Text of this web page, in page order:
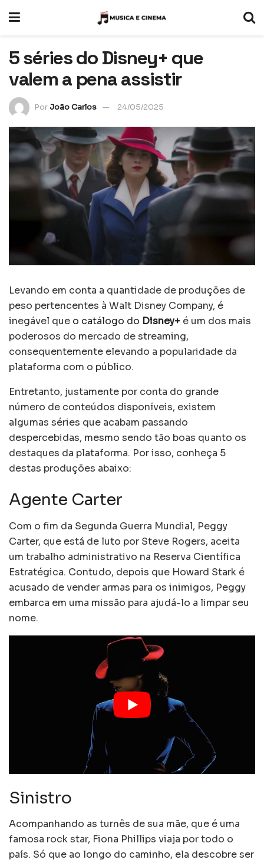
5 séries do Disney+ que
valem a pena assistir
PorJoão Carlos 24/05/2025
Levando em conta a quantidade de produções de
peso pertencentes à Walt Disney Company, é
inegável que o catálogo do Disney+ é um dos mais
poderosos do mercado de streaming,
consequentemente elevando a popularidade da
plataforma com o público.
Entretanto, justamente por conta do grande
número de conteúdos disponíveis, existem
algumas séries que acabam passando
despercebidas, mesmo sendo tão boas quanto os
destaques da plataforma. Por isso, conheça 5
destas produções abaixo:
Agente Carter
Com o fim da Segunda Guerra Mundial, Peggy
Carter, que está de luto por Steve Rogers, aceita
um trabalho administrativo na Reserva Científica
Estratégica. Contudo, depois que Howard Stark é
acusado de vender armas para os inimigos, Peggy
embarca em uma missão para ajudá-lo a limpar seu
nome.
Sinistro
Acompanhando as turnês de sua mãe, que é uma
famosa rock star, Fiona Phillips viaja por todo o
país. Só que ao longo do caminho, ela descobre ser